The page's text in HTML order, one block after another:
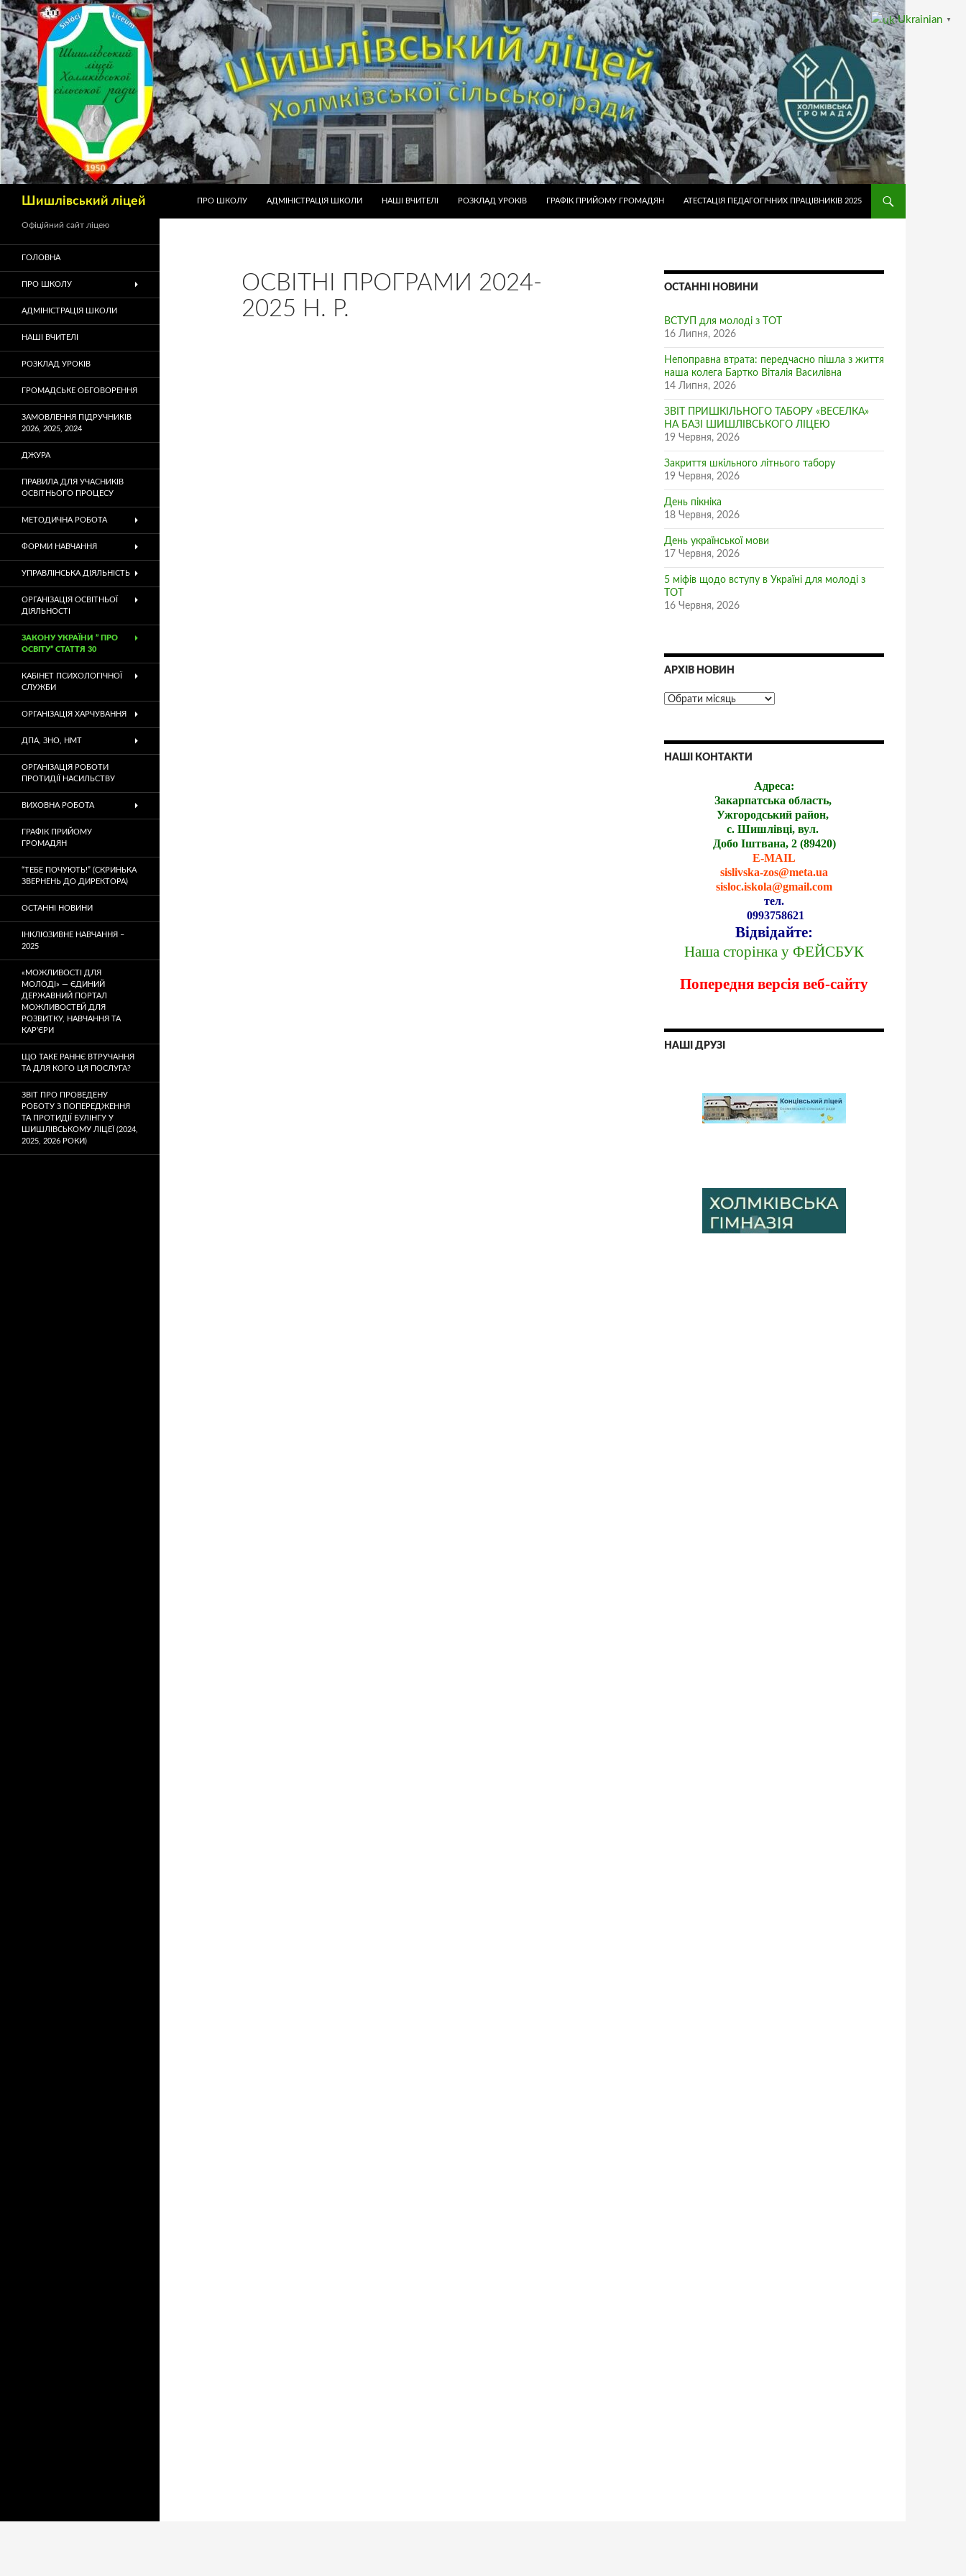
Шишлівський ліцей ПРО ШКОЛУ АДМІНІСТРАЦІЯ ШКОЛИ НАШІ ВЧИТЕЛІ РОЗКЛАД УРОКІВ ГРАФІК ПРИЙОМУ ГРОМАДЯН АТЕСТАЦІЯ ПЕДАГОГІЧНИХ ПРАЦІВНИКІВ 2025
ОСВІТНІ ПРОГРАМИ 2024-
2025 Н. Р.
ОСТАННІ НОВИНИ
ВСТУП для молоді з ТОТ
16 Липня, 2026
Непоправна втрата: передчасно пішла з життя
наша колега Бартко Віталія Василівна
14 Липня, 2026
ЗВІТ ПРИШКІЛЬНОГО ТАБОРУ «ВЕСЕЛКА»
НА БАЗІ ШИШЛІВСЬКОГО ЛІЦЕЮ
19 Червня, 2026
Закриття шкільного літнього табору
19 Червня, 2026
День пікніка
18 Червня, 2026
День української мови
17 Червня, 2026
5 міфів щодо вступу в Україні для молоді з
ТОТ
16 Червня, 2026
АРХІВ НОВИН
НАШІ КОНТАКТИ
Адреса:
Закарпатська область,
Ужгородський район,
с. Шишлівці, вул.
Добо Іштвана, 2 (89420)
E-MAIL
sislivska-zos@meta.ua
sisloc.iskola@gmail.com
тел.
0993758621
Відвідайте:
Наша сторінка у ФЕЙСБУК
Попередня версія веб-сайту
НАШІ ДРУЗІ
Офіційний сайт ліцею
ГОЛОВНА
ПРО ШКОЛУ
АДМІНІСТРАЦІЯ ШКОЛИ
НАШІ ВЧИТЕЛІ
РОЗКЛАД УРОКІВ
ГРОМАДСЬКЕ ОБГОВОРЕННЯ
ЗАМОВЛЕННЯ ПІДРУЧНИКІВ
2026, 2025, 2024
ДЖУРА
ПРАВИЛА ДЛЯ УЧАСНИКІВ
ОСВІТНЬОГО ПРОЦЕСУ
МЕТОДИЧНА РОБОТА
ФОРМИ НАВЧАННЯ
УПРАВЛІНСЬКА ДІЯЛЬНІСТЬ
ОРГАНІЗАЦІЯ ОСВІТНЬОЇ
ДІЯЛЬНОСТІ
ЗАКОНУ УКРАЇНИ ” ПРО
ОСВІТУ” СТАТТЯ 30
КАБІНЕТ ПСИХОЛОГІЧНОЇ
СЛУЖБИ
ОРГАНІЗАЦІЯ ХАРЧУВАННЯ
ДПА, ЗНО, НМТ
ОРГАНІЗАЦІЯ РОБОТИ
ПРОТИДІЇ НАСИЛЬСТВУ
ВИХОВНА РОБОТА
ГРАФІК ПРИЙОМУ
ГРОМАДЯН
“ТЕБЕ ПОЧУЮТЬ!” (СКРИНЬКА
ЗВЕРНЕНЬ ДО ДИРЕКТОРА)
ОСТАННІ НОВИНИ
ІНКЛЮЗИВНЕ НАВЧАННЯ –
2025
«МОЖЛИВОСТІ ДЛЯ
МОЛОДІ» — ЄДИНИЙ
ДЕРЖАВНИЙ ПОРТАЛ
МОЖЛИВОСТЕЙ ДЛЯ
РОЗВИТКУ, НАВЧАННЯ ТА
КАР’ЄРИ
ЩО ТАКЕ РАННЄ ВТРУЧАННЯ
ТА ДЛЯ КОГО ЦЯ ПОСЛУГА?
ЗВІТ ПРО ПРОВЕДЕНУ
РОБОТУ З ПОПЕРЕДЖЕННЯ
ТА ПРОТИДІЇ БУЛІНГУ У
ШИШЛІВСЬКОМУ ЛІЦЕЇ (2024,
2025, 2026 РОКИ)
Ukrainian ▼